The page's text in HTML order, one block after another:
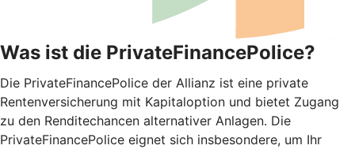
Was ist die PrivateFinancePolice?
Die PrivateFinancePolice der Allianz ist eine private
Rentenversicherung mit Kapitaloption und bietet Zugang
zu den Renditechancen alternativer Anlagen. Die
PrivateFinancePolice eignet sich insbesondere, um Ihr